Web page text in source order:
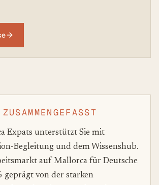
Expats unterstützt Sie mit
Begleitung und dem Wissenshub.
auf Mallorca für Deutsche
geprägt von der starken